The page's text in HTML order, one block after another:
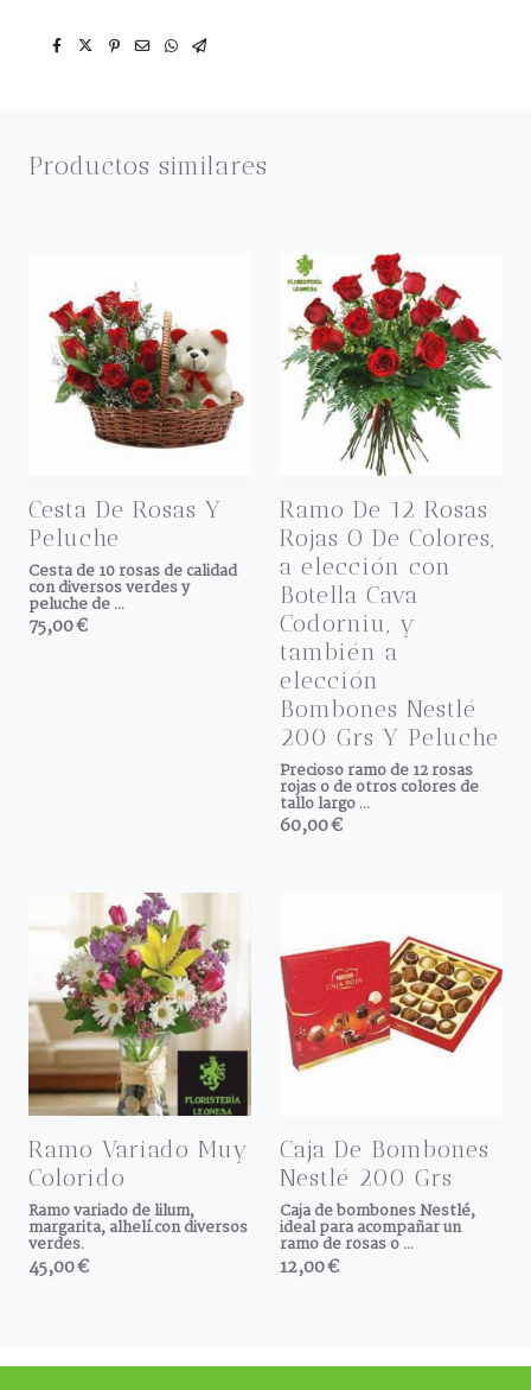
Productos similares
Cesta De Rosas Y
Peluche
Cesta de 10 rosas de calidad
con diversos verdes y
peluche de ...
75,00 €
Ramo De 12 Rosas
Rojas O De Colores,
a elección con
Botella Cava
Codorniu, y
también a
elección
Bombones Nestlé
200 Grs Y Peluche
Precioso ramo de 12 rosas
rojas o de otros colores de
tallo largo ...
60,00 €
Ramo Variado Muy
Colorido
Ramo variado de lilum,
margarita, alhelí.con diversos
verdes.
45,00 €
Caja De Bombones
Nestlé 200 Grs
Caja de bombones Nestlé,
ideal para acompañar un
ramo de rosas o ...
12,00 €